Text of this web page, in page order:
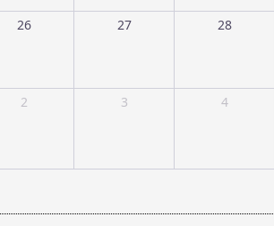
26 27 28
2 3 4